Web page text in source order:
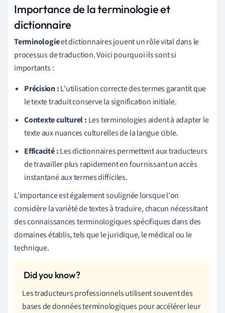
Importance de la terminologie et
dictionnaire
Terminologieet dictionnaires jouent un rôle vital dans le
processus de traduction. Voici pourquoi ils sont si
importants :
Précision :L'utilisation correcte des termes garantit que
le texte traduit conserve la signification initiale.
Contexte culturel : Les terminologies aident à adapter le
texte aux nuances culturelles de la langue cible.
Efficacité :Les dictionnaires permettent aux traducteurs
de travailler plus rapidement en fournissant un accès
instantané aux termes difficiles.
L'importance est également soulignée lorsque l'on
considère la variété de textes à traduire, chacun nécessitant
des connaissances terminologiques spécifiques dans des
domaines établis, tels que le juridique, le médical ou le
technique.
Les traducteurs professionnels utilisent souvent des
bases de données terminologiques pour accélérer leur